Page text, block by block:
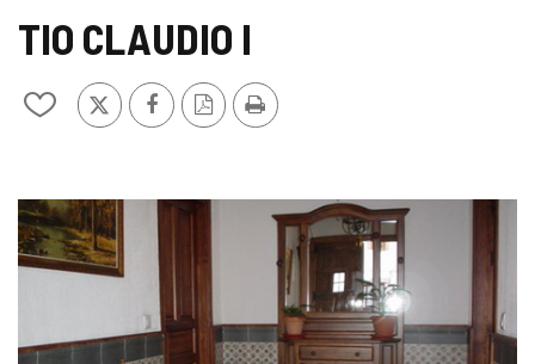
León
TIO CLAUDIO I
Adicionar
meus
cadernos
x FacebookVersão
PDF
Imprimir
GALERIA
DE
IMAGENS